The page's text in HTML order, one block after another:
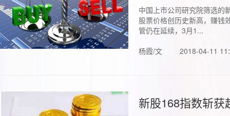
中国上市公司研究院筛选的
股票价格创历史新高，赚钱
管仍在延续，3月1...
杨霞/文
2018-04-11
新股168指数斩